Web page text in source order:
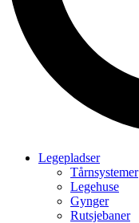
Legepladser
Tårnsystemer
Legehuse
Gynger
Rutsjebaner